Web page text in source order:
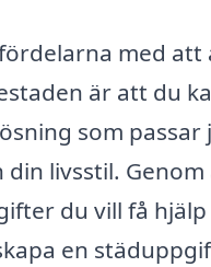
med att
är att du
som passar
din livsstil.
du vill få hjälp
en